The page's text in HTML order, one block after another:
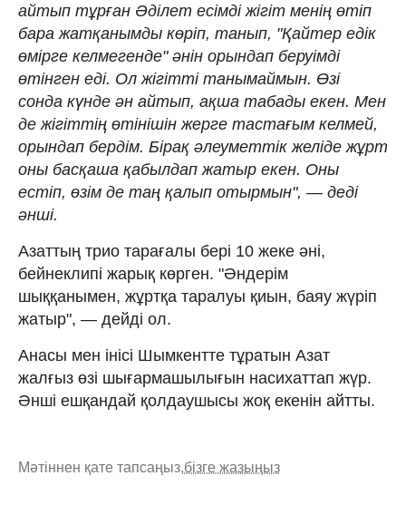
айтып тұрған Әділет есімді жігіт менің өтіп
бара жатқанымды көріп, танып, "Қайтер едік
өмірге келмегенде" әнін орындап беруімді
өтінген еді. Ол жігітті танымаймын. Өзі
сонда күнде ән айтып, ақша табады екен. Мен
де жігіттің өтінішін жерге тастағым келмей,
орындап бердім. Бірақ әлеуметтік желіде жұрт
оны басқаша қабылдап жатыр екен. Оны
естіп, өзім де таң қалып отырмын", — деді
әнші.
Азаттың трио тарағалы бері 10 жеке әні,
бейнеклипі жарық көрген. "Әндерім
шыққанымен, жұртқа таралуы қиын, баяу жүріп
жатыр", — дейді ол.
Анасы мен інісі Шымкентте тұратын Азат
жалғыз өзі шығармашылығын насихаттап жүр.
Әнші ешқандай қолдаушысы жоқ екенін айтты.
Мәтіннен қате тапсаңыз,бізге жазыңыз